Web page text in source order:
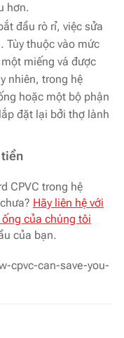
hơn.
đầu rò rỉ, việc sửa
Tùy thuộc vào mức
miếng vá được
nhiên, trong hệ
hoặc một bộ phận
đặt lại bởi thợ lành
tiền
CPVC trong hệ
Hãy liên hệ với
của chúng tôi
của bạn.
cpvc-can-save-you-